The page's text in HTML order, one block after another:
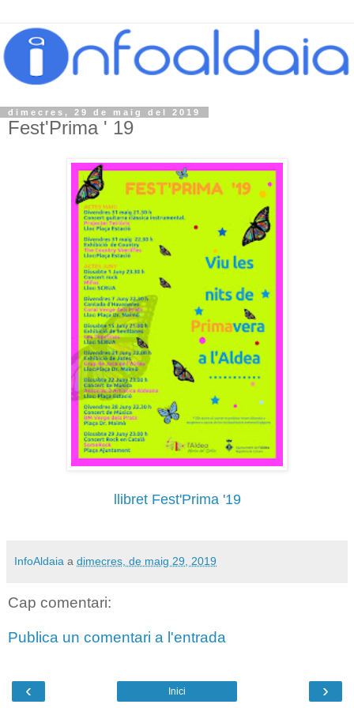
dimecres, 29 de maig del 2019
Fest'Prima ' 19
llibret Fest'Prima '19
InfoAldaia a dimecres, de maig 29, 2019
Cap comentari:
Publica un comentari a l'entrada
‹ ›
Inici